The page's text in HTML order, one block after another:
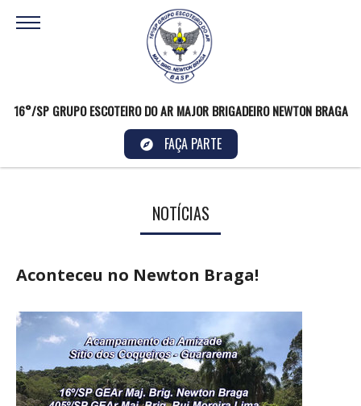
16°/SP GRUPO ESCOTEIRO DO AR MAJOR BRIGADEIRO NEWTON BRAGA
FAÇA PARTE
NOTÍCIAS
Aconteceu no Newton Braga!